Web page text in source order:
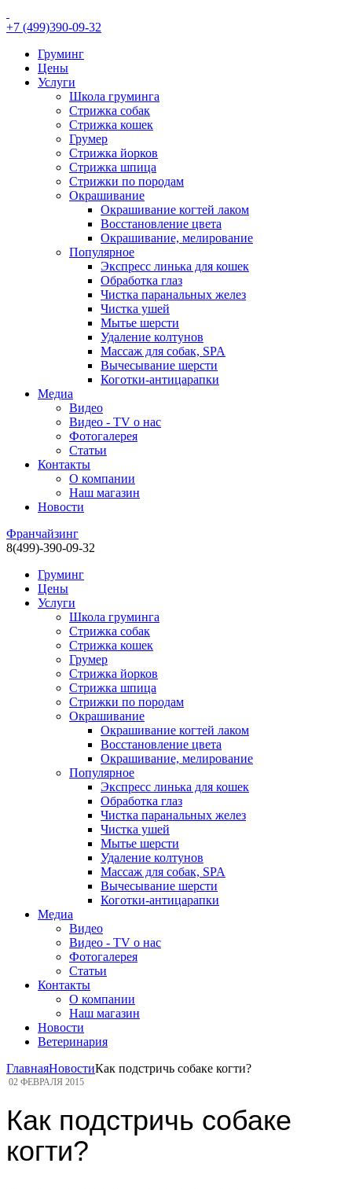
+7 (499)390-09-32
Груминг
Цены
Услуги
Школа груминга
Стрижка собак
Стрижка кошек
Грумер
Стрижка йорков
Стрижка шпица
Стрижки по породам
Окрашивание
Окрашивание когтей лаком
Восстановление цвета
Окрашивание, мелирование
Популярное
Экспресс линька для кошек
Обработка глаз
Чистка паранальных желез
Чистка ушей
Мытье шерсти
Удаление колтунов
Массаж для собак, SPA
Вычесывание шерсти
Коготки-антицарапки
Медиа
Видео
Видео - TV о нас
Фотогалерея
Статьи
Контакты
О компании
Наш магазин
Новости
Франчайзинг
8(499)-390-09-32
Груминг
Цены
Услуги
Школа груминга
Стрижка собак
Стрижка кошек
Грумер
Стрижка йорков
Стрижка шпица
Стрижки по породам
Окрашивание
Окрашивание когтей лаком
Восстановление цвета
Окрашивание, мелирование
Популярное
Экспресс линька для кошек
Обработка глаз
Чистка паранальных желез
Чистка ушей
Мытье шерсти
Удаление колтунов
Массаж для собак, SPA
Вычесывание шерсти
Коготки-антицарапки
Медиа
Видео
Видео - TV о нас
Фотогалерея
Статьи
Контакты
О компании
Наш магазин
Новости
Ветеринария
ГлавнаяНовостиКак подстричь собаке когти?
02 ФЕВРАЛЯ 2015
Как подстричь собаке
когти?